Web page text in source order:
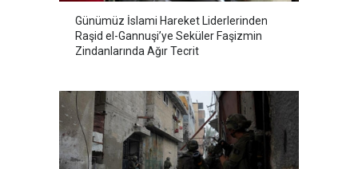
Günümüz İslami Hareket Liderlerinden
Raşid el-Gannuşi’ye Seküler Faşizmin
Zindanlarında Ağır Tecrit